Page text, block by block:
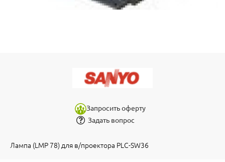
Запросить оферту
Задать вопрос
Лампа (LMP 78) для в/проектора PLC-SW36